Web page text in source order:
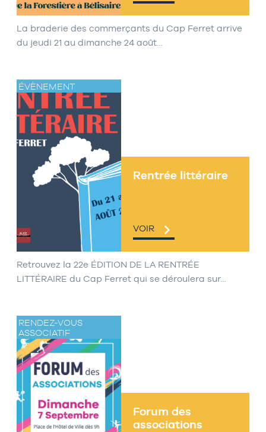
La braderie des commerçants du Cap Ferret arrive
du jeudi 21 au dimanche 24 août…
ÉVÈNEMENT
Rentrée littéraire
VOIR
Retrouvez la 22e ÉDITION DE LA RENTRÉE
LITTÉRAIRE du Cap Ferret qui se déroulera sur…
RENDEZ-VOUS
ASSOCIATIF
Forum des
associations